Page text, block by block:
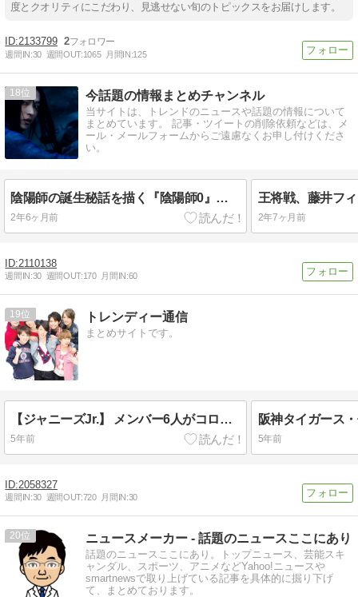
度とクオリティにこだわり、見逃せない旬のトピックスをお届けします。
2133799 2
週間IN:30 週間OUT:1065 月間IN:125
18 今話題の情報まとめチャンネル
当サイトは、トレンドのニュースや話題の情報について
まとめています。 記事・ツイートの削除依頼などは、メ
ール・メールフォームからご遠慮なくお申し付けくださ
い。
陰陽師の誕生秘話を描く『陰陽師0』！BUMPOFCHICKENの新曲も注目！
2年6ヶ月前 2年7ヶ月前
2110138
週間IN:30 週間OUT:170 月間IN:60
19 トレンディー通信
まとめサイトです。
【ジャニーズJr.】 メンバー6人がコロナ感染のTravis Japan 活動再開を報告で称賛の声続々！！
5年前 5年前
2058327
週間IN:30 週間OUT:720 月間IN:30
20 ニュースメーカー - 話題のニュースここにあり
話題のニュースここにあり。トップニュース、芸能スキ
ャンダル、スポーツ、アニメなどYahoo!ニュースや
smartnewsで取り上げている記事を具体的に掘り下げ
て、まとめております。